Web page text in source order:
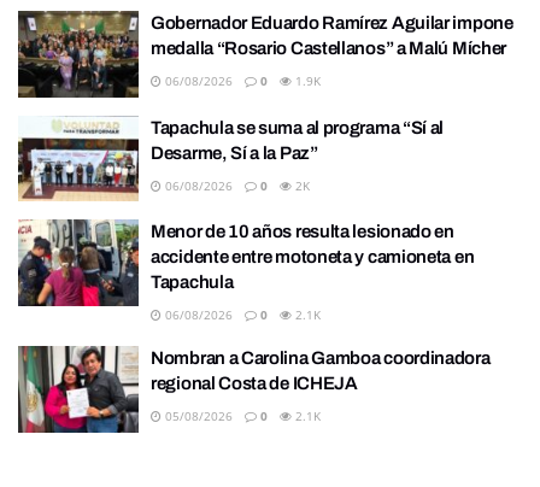
Gobernador Eduardo Ramírez Aguilar impone
medalla “Rosario Castellanos” a Malú Mícher
06/08/2026 0 1.9K
Tapachula se suma al programa “Sí al
Desarme, Sí a la Paz”
06/08/2026 0 2K
Menor de 10 años resulta lesionado en
accidente entre motoneta y camioneta en
Tapachula
06/08/2026 0 2.1K
Nombran a Carolina Gamboa coordinadora
regional Costa de ICHEJA
05/08/2026 0 2.1K